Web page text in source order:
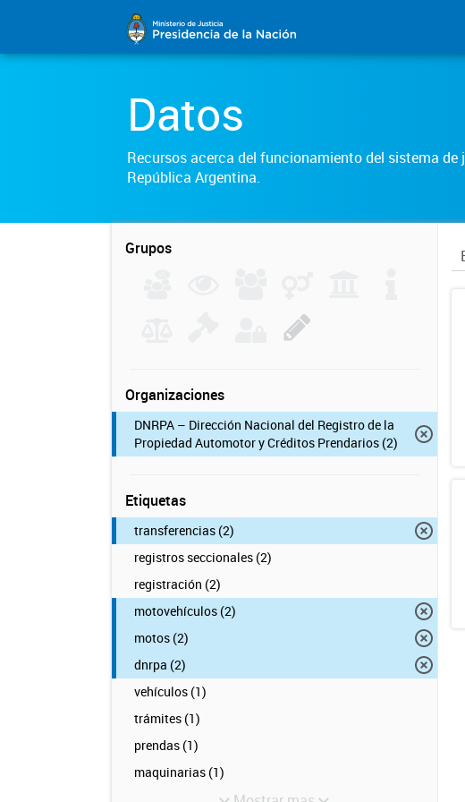
Datos
Recursos acerca del funcionamiento del sistema de
República Argentina.
Grupos
Organizaciones
DNRPA – Dirección Nacional del Registro de la
Propiedad Automotor y Créditos Prendarios (2)
Etiquetas
transferencias (2)
registros seccionales (2)
registración (2)
motovehículos (2)
motos (2)
dnrpa (2)
vehículos (1)
trámites (1)
prendas (1)
maquinarias (1)